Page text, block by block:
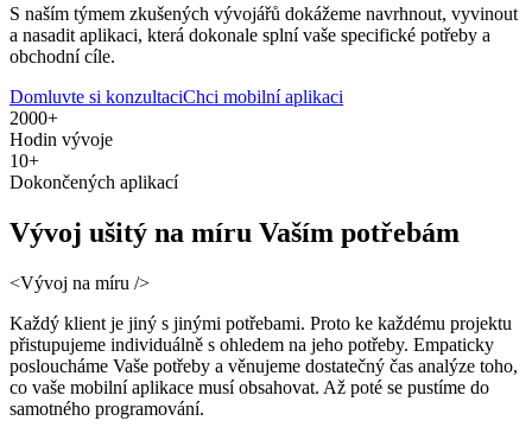
S naším týmem zkušených vývojářů dokážeme navrhnout, vyvinout
a nasadit aplikaci, která dokonale splní vaše specifické potřeby a
obchodní cíle.
Domluvte si konzultaciChci mobilní aplikaci
2000+
Hodin vývoje
10+
Dokončených aplikací
Vývoj ušitý na míru Vaším potřebám
<Vývoj na míru />
Každý klient je jiný s jinými potřebami. Proto ke každému projektu
přistupujeme individuálně s ohledem na jeho potřeby. Empaticky
posloucháme Vaše potřeby a věnujeme dostatečný čas analýze toho,
co vaše mobilní aplikace musí obsahovat. Až poté se pustíme do
samotného programování.